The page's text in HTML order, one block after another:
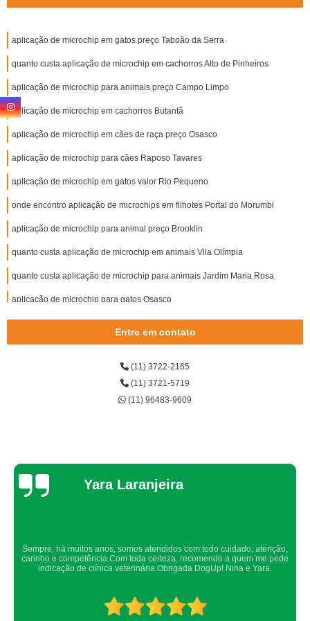
aplicação de microchip em gatos preço Taboão da Serra
quanto custa aplicação de microchip em cachorros Alto de Pinheiros
aplicação de microchip para animais preço Campo Limpo
aplicação de microchip em cachorros Butantã
aplicação de microchip em cães de raça preço Osasco
aplicação de microchip para cães Raposo Tavares
aplicação de microchip em gatos valor Rio Pequeno
onde encontro aplicação de microchips em filhotes Portal do Morumbi
aplicação de microchip para animal preço Brooklin
quanto custa aplicação de microchip em animais Vila Olímpia
quanto custa aplicação de microchip para animais Jardim Maria Rosa
aplicação de microchip para gatos Osasco
onde encontro aplicação de microchip para cães Cotia
onde encontro aplicação de microchip Lapa
onde encontro aplicação de microchip para gatos Rio Pequeno
aplicação de microchip em gatos preço Jardim Monte Kemel
aplicação de microchip para animal Butantã
aplicação de microchip em animais preço Taboão da Serra
quanto custa aplicação de microchip em gatos machos Portal do Morumbi
Entre em contato
(11) 3722-2165
(11) 3721-5719
(11) 96483-9609
Thaynah Souza
Confio de olhos fechados os meus cachorros nos atendimentos da dog up,
os veterinários sempre são atenciosos e verificam todos os detalhes
possíveis.